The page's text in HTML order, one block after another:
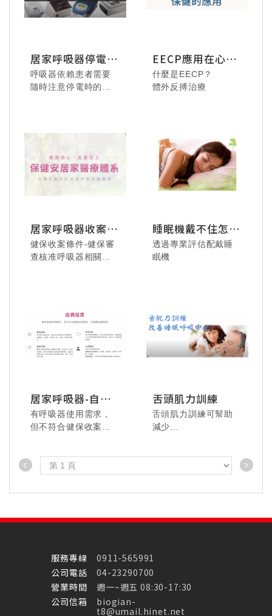
115.08.02 德安居家-
飛進奇幻世界，心被
115.07.24 美悅居家-
115.07.24 美悅居家 -
好好放鬆，身心愉
115.07.14 美達居家-
【玩具總動員5】，飛
115.8.2 - 解鎖手作新
115.7.4 業務科聚餐 -
大口吃肉，香氣四溢
溢，用肉肉累積能
量。
115.07.29 忠港醫院
- 來一場極致溫柔的
115.07.29 忠港醫院
- 大家一起排排躺、
享受舒壓又充滿笑聲
115.07.29 忠港醫院
療癒的享受。
115.07.29 忠港醫院
- 沉浸式的舒壓時
光，把累積的疲勞一
居家呼吸器停電時
的處置
呼吸器依賴患者需要
隨時注意停電時的應
EECP應用在心血
管預防保健
什麼是EECP？
體外反搏治療
居家呼吸器收案流
程說明
健保收案條件-健保審
查核准呼吸器相關設
睡眠機戴不住怎麼
辦?
透過專業評估配戴睡
眠機
居家呼吸器-自費
租賃說明
有呼吸器使用需求，
但不符合健保收案條
舌頭肌力訓練
舌頭肌力訓練可幫助
減少
服務專線
0911-565991
公司電話
04-23290700
營業時間
週一~週五 08:30-17:30
公司信箱
biogian-
t8@umail.hinet.net